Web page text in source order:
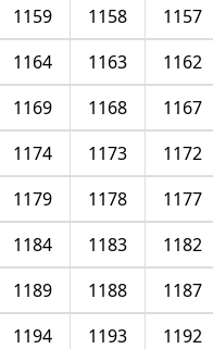
1157
1158
1159
1162
1163
1164
1167
1168
1169
1172
1173
1174
1177
1178
1179
1182
1183
1184
1187
1188
1189
1192
1193
1194